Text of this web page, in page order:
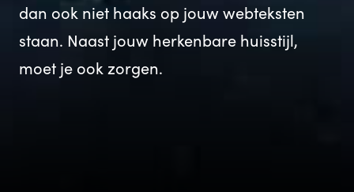
dan ook niet haaks op jouw webteksten
staan. Naast jouw herkenbare huisstijl,
moet je ook zorgen.